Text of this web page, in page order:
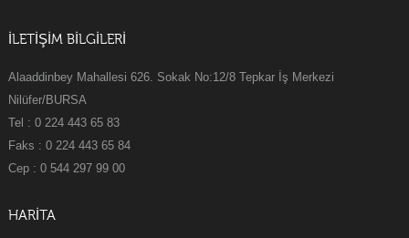
İLETİŞİM BİLGİLERİ
Alaaddinbey Mahallesi 626. Sokak No:12/8 Tepkar İş Merkezi
Nilüfer/BURSA
Tel : 0 224 443 65 83
Faks : 0 224 443 65 84
Cep : 0 544 297 99 00
HARİTA